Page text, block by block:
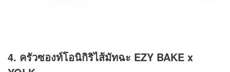
4. ครัวซองท์โอนิกิริไส้มัทฉะ EZY BAKE x